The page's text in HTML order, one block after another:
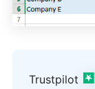
Trustpilot